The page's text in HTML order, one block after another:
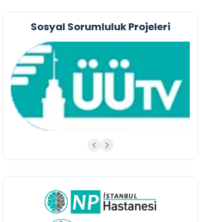
Sosyal Sorumluluk Projeleri